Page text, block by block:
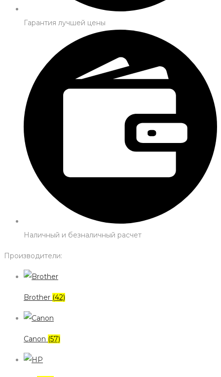
Гарантия лучшей цены
Наличный и безналичный расчет
Производители:
Brother (42)
Canon (57)